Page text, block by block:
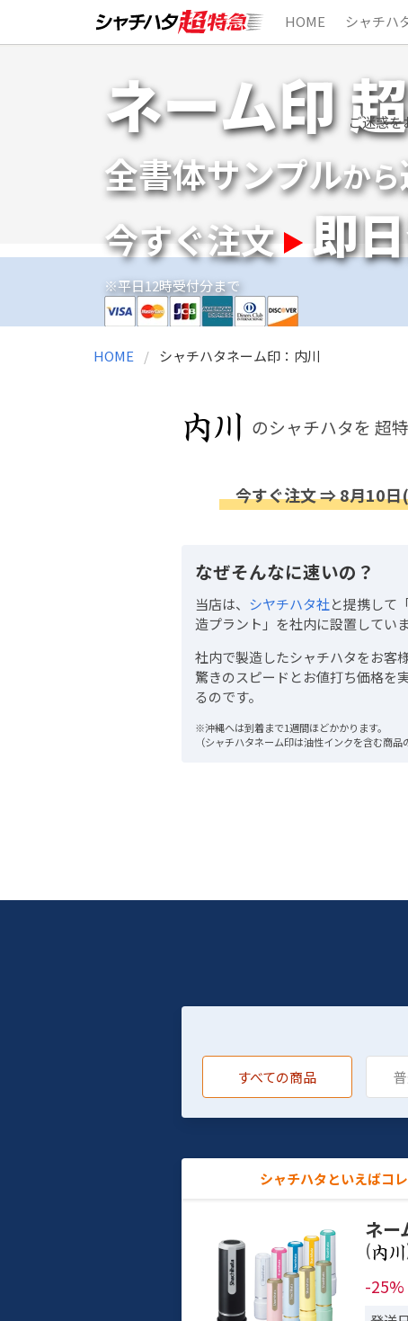
HOME シャチハ
ネーム印
全書体サンプルから
今すぐ注文 即
※平日12時受付分まで
ご迷惑を
HOME シャチハタネーム印：内川
のシャチハタを 超
今すぐ注文 ⇒ 8月10日
なぜそんなに速いの？
当店は、 シヤチハタ社と提携して
造プラント」を社内に設置していま
社内で製造したシャチハタをお客
驚きのスピードとお値打ち価格を
るのです。
※沖縄へは到着まで1週間ほどかかります。
（シャチハタネーム印は油性インクを含む商品
すべての商品
シャチハタといえばコ
ネー
(
-25%